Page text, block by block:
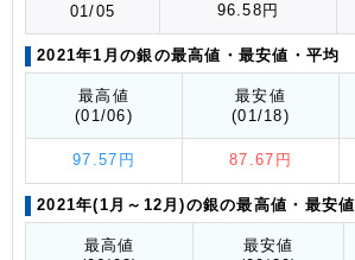
01/05 96.58円
2021年1月の銀の最高値 ・最安値 ・平均
最高値
(01/06)
最安値
(01/18)
97.57円 87.67円
2021年(1月～12月)の銀の最高値 ・最安値
最高値
最安値